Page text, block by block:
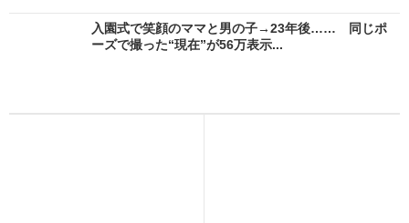
入園式で笑顔のママと男の子→23年後…… 同じポ
ーズで撮った“現在”が56万表示...